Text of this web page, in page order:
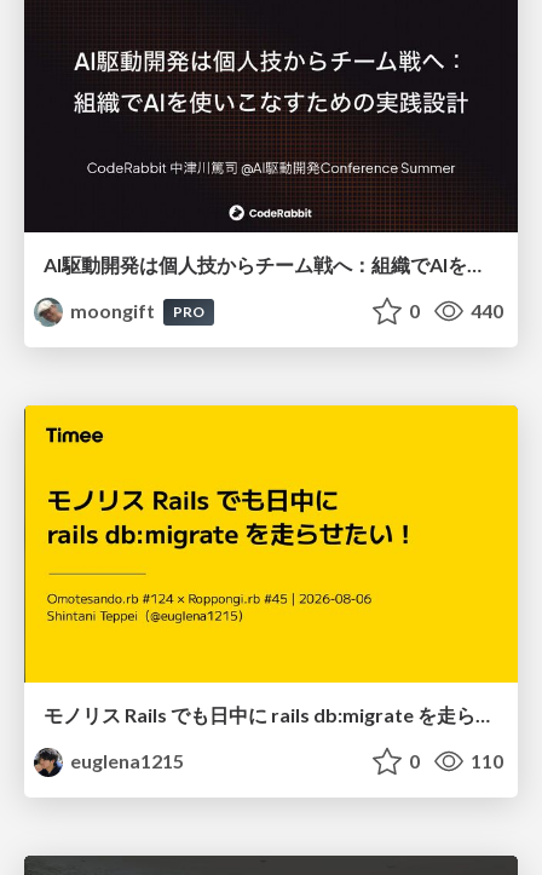
AI駆動開発は個人技からチーム戦へ：組織でAIを使いこなすための実践設計
moongift
PRO 0 440
モノリス Rails でも日中に rails db:migrate を走らせたい！ / Daytime rails db:migrate on Monolithic Rails!
euglena1215
0 110